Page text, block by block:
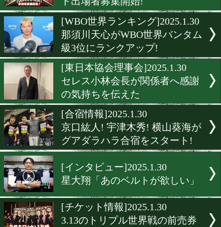
[試合日程]2025.1.30
桑原拓の再起戦が決定!
[出場選手募集]2025.1.30
フレッシュガールズトーナ
ト出場者募集開始!
[WBO世界ランキング
那須川天心がWBO世界バ
級3位にランクアップ!
[東日本協会理事会
セレス小林会長が関係者へ
の気持ちを伝えた